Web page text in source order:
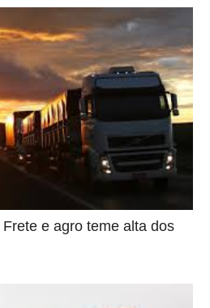
e agro teme alta dos